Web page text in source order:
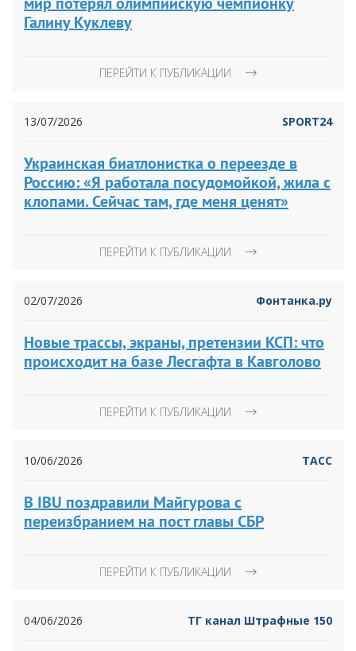
Галину Куклеву
ПЕРЕЙТИ К ПУБЛИКАЦИИ
13/07/2026 SPORT24
Украинская биатлонистка о переезде в
Россию: «Я работала посудомойкой, жила с
клопами. Сейчас там, где меня ценят»
ПЕРЕЙТИ К ПУБЛИКАЦИИ
02/07/2026 Фонтанка.ру
Новые трассы, экраны, претензии КСП: что
происходит на базе Лесгафта в Кавголово
ПЕРЕЙТИ К ПУБЛИКАЦИИ
10/06/2026 ТАСС
В IBU поздравили Майгурова с
переизбранием на пост главы СБР
ПЕРЕЙТИ К ПУБЛИКАЦИИ
04/06/2026 ТГ канал Штрафные 150